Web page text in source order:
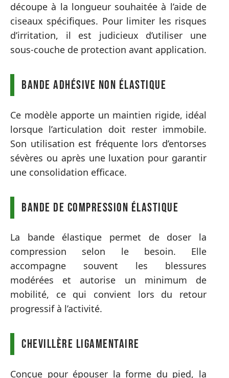
découpe à la longueur souhaitée à l’aide de
ciseaux spécifiques. Pour limiter les risques
d’irritation, il est judicieux d’utiliser une
sous-couche de protection avant application.
Bande adhésive non élastique
Ce modèle apporte un maintien rigide, idéal
lorsque l’articulation doit rester immobile.
Son utilisation est fréquente lors d’entorses
sévères ou après une luxation pour garantir
une consolidation efficace.
Bande de compression élastique
La bande élastique permet de doser la
compression selon le besoin. Elle
accompagne souvent les blessures
modérées et autorise un minimum de
mobilité, ce qui convient lors du retour
progressif à l’activité.
Chevillère ligamentaire
Conçue pour épouser la forme du pied, la